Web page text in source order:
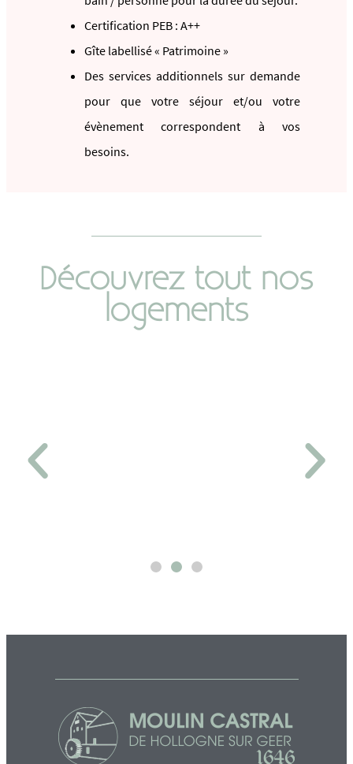
Certification PEB : A++
Gîte labellisé « Patrimoine »
Des services additionnels sur demande
pour que votre séjour et/ou votre
évènement correspondent à vos
besoins.
Découvrez tout nos
logements
Plus d'infos